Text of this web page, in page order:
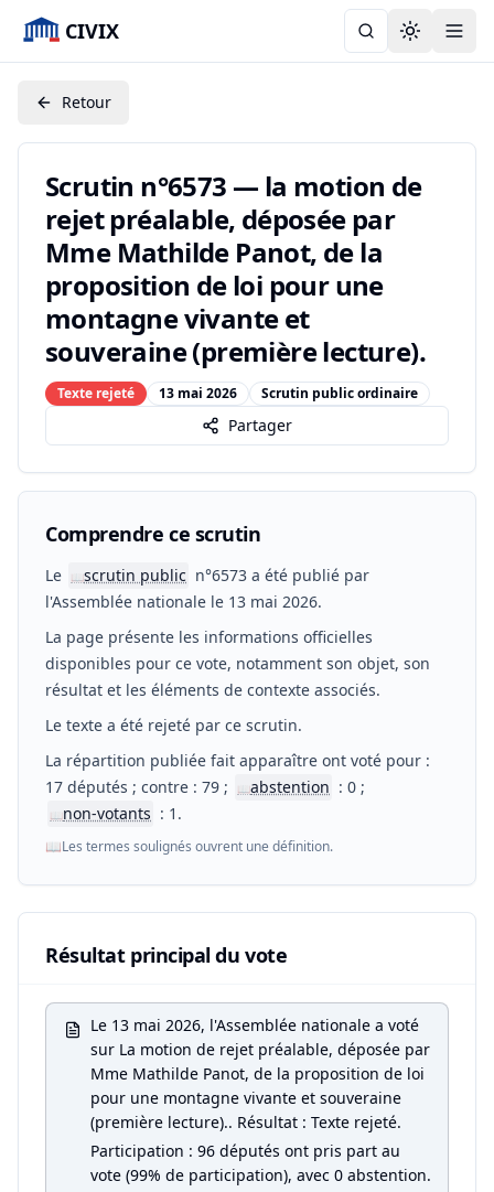
CIVIX Toggle
Retour
Scrutin n°6573 — la motion de
rejet préalable, déposée par
Mme Mathilde Panot, de la
proposition de loi pour une
montagne vivante et
souveraine (première lecture).
Texte rejeté 13 mai 2026 Scrutin public ordinaire
Partager
Comprendre ce scrutin
Le 📖scrutin public n°6573 a été publié par
l'Assemblée nationale le 13 mai 2026.
La page présente les informations officielles
disponibles pour ce vote, notamment son objet, son
résultat et les éléments de contexte associés.
Le texte a été rejeté par ce scrutin.
La répartition publiée fait apparaître ont voté pour :
17 députés ; contre : 79 ;
📖abstention : 0 ;
📖non-votants : 1.
📖Les termes soulignés ouvrent une définition.
Résultat principal du vote
Le 13 mai 2026, l'Assemblée nationale a voté
sur La motion de rejet préalable, déposée par
Mme Mathilde Panot, de la proposition de loi
pour une montagne vivante et souveraine
(première lecture).. Résultat : Texte rejeté.
Participation : 96 députés ont pris part au
vote (99% de participation), avec 0 abstention.